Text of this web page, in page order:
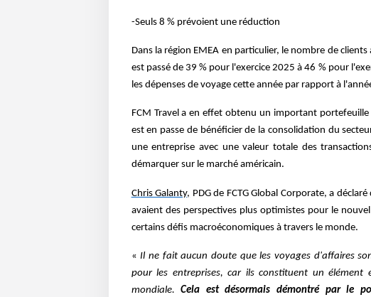
-Seuls 8 % prévoient une réduction
Dans la région EMEA en particulier, le nombre de
est passé de 39 % pour l'exercice 2025 à 46 % pour
les dépenses de voyage cette année par rapport à
FCM Travel a en effet obtenu un important
est en passe de bénéficier de la consolidation du
une entreprise avec une valeur totale des
démarquer sur le marché américain.
Chris Galanty, PDG de FCTG Global Corporate, a
avaient des perspectives plus optimistes pour le
certains défis macroéconomiques à travers le monde.
« Il ne fait aucun doute que les voyages d'affaires
pour les entreprises, car ils constituent un
mondiale.Cela est désormais démontré par le